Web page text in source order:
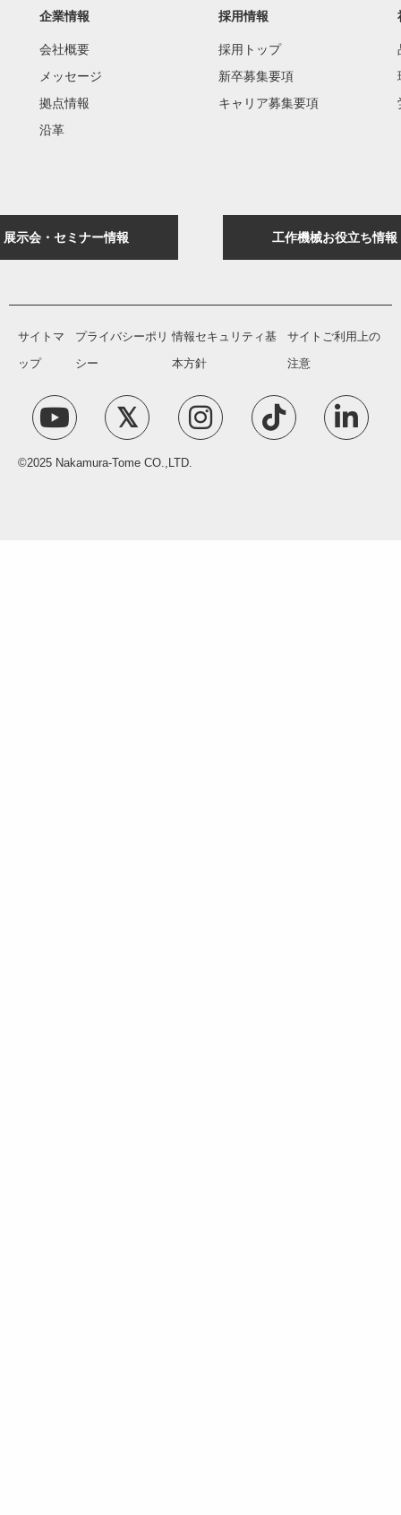
企業情報
会社概要
メッセージ
拠点情報
沿革
採用情報
採用トップ
新卒募集要項
キャリア募集要項
展示会・セミナー情報 工作機械お役立ち情報
サイトマ
ップ
プライバシーポリ
シー
情報セキュリティ基
本方針
サイトご利用上の
注意
©2025 Nakamura-Tome CO.,LTD.